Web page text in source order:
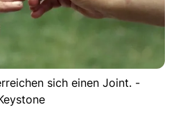
sich einen Joint. -